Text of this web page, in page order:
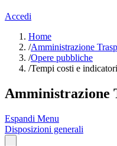
Accedi
Home
/Amministrazione
/Opere pubbliche
/Tempi costi e
Amministrazione
Espandi Menu
Disposizioni generali